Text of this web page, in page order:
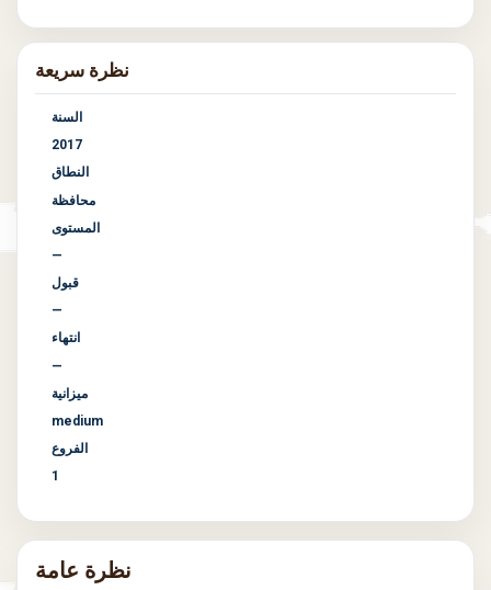
نظرة سريعة
السنة
2017
النطاق
محافظة
المستوى
—
قبول
—
انتهاء
—
ميزانية
medium
الفروع
1
نظرة عامة